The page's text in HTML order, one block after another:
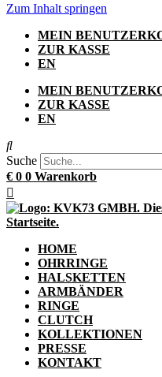
Zum Inhalt springen
MEIN
ZUR KASSE
EN
MEIN
ZUR KASSE
EN
Suche
€ 0 0 Warenkorb
HOME
OHRRINGE
HALSKETTEN
ARMBÄNDER
RINGE
CLUTCH
KOLLEKTIONEN
PRESSE
KONTAKT